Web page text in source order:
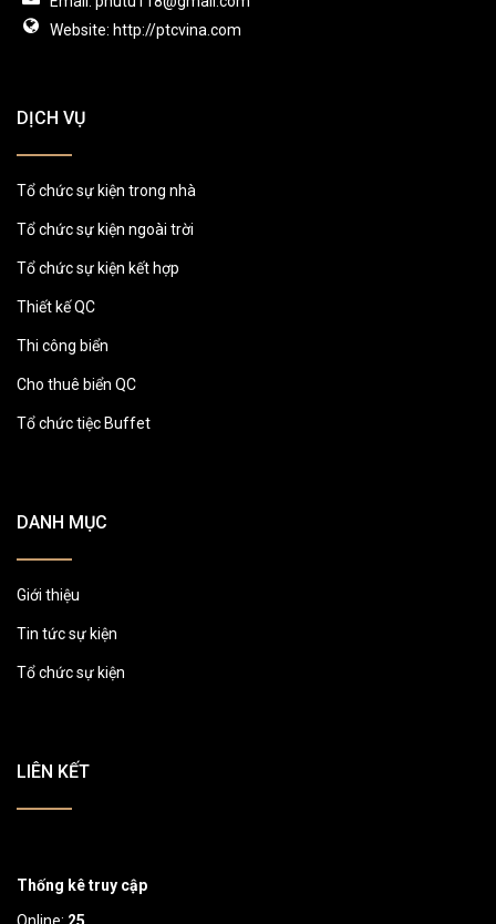
Website: http://ptcvina.com
DỊCH VỤ
Tổ chức sự kiện trong nhà
Tổ chức sự kiện ngoài trời
Tổ chức sự kiện kết hợp
Thiết kế QC
Thi công biển
Cho thuê biển QC
Tổ chức tiệc Buffet
DANH MỤC
Giới thiệu
Tin tức sự kiện
Tổ chức sự kiện
LIÊN KẾT
Thống kê truy cập